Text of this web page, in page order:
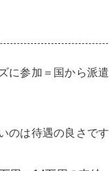
に参加＝国から派
のは待遇の良さです